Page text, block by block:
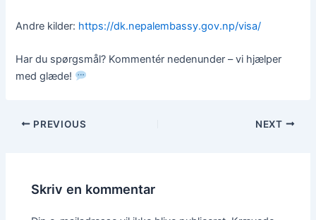
Andre kilder: https://dk.nepalembassy.gov.np/visa/
Har du spørgsmål? Kommentér nedenunder – vi hjælper
med glæde!
PREVIOUS NEXT
Skriv en kommentar